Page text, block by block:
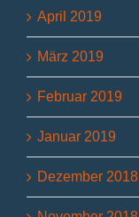
April 2019
März 2019
Februar 2019
Januar 2019
Dezember 2018